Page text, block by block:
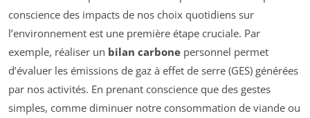
conscience des impacts de nos choix quotidiens sur
l’environnement est une première étape cruciale. Par
exemple, réaliser un bilan carbone personnel permet
d’évaluer les émissions de gaz à effet de serre (GES) générées
par nos activités. En prenant conscience que des gestes
simples, comme diminuer notre consommation de viande ou